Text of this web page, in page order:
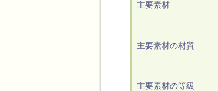
主要素材
主要素材の材質
主要素材の等級